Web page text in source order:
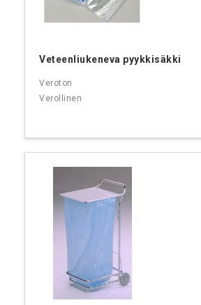
Veteenliukeneva pyykkisäkki